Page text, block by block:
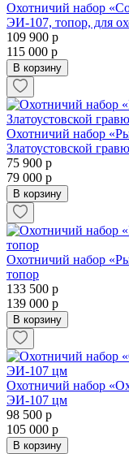
Охотничий набор
ЭИ-107, топор, для
109 900 р
115 000 р
В корзину
Охотничий набор
Златоустовской
75 900 р
79 000 р
В корзину
Охотничий набор
топор
133 500 р
139 000 р
В корзину
Охотничий набор
ЭИ-107 цм
98 500 р
105 000 р
В корзину